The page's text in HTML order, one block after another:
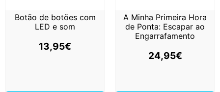
Botão de botões com
LED e som
13,95€
A Minha Primeira Hora
de Ponta: Escapar ao
Engarrafamento
24,95€